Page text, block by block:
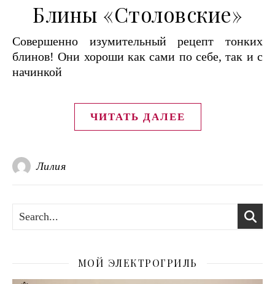
Блины «Столовские»
Совершенно изумительный рецепт тонких
блинов! Они хороши как сами по себе, так и с
начинкой
ЧИТАТЬ ДАЛЕЕ
Лилия
МОЙ ЭЛЕКТРОГРИЛЬ